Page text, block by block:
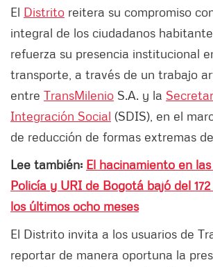
El Distrito reitera su compromiso
integral de los ciudadanos
refuerza su presencia institucional
transporte, a través de un trabajo
entre TransMilenio S.A. y la
Integración Social (SDIS), en el
de reducción de formas extremas
Lee también: El hacinamiento en
Policía y URI de Bogotá bajó del 172
los últimos ocho meses
El Distrito invita a los usuarios de
reportar de manera oportuna la